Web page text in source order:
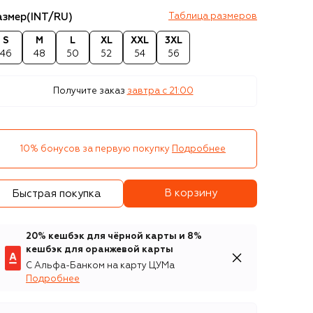
(INT/RU) Таблица размеров
S
46
M
48
L
50
XL
52
XXL
54
3XL
56
Получите заказ завтра c 21:00
10% бонусов за первую покупку Подробнее
Быстрая покупка В корзину
20% кешбэк для чёрной карты и 8%
кешбэк для оранжевой карты
С Альфа-Банком на карту ЦУМа
Подробнее